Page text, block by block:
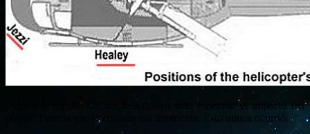
¡Ahora la tripulación del helicóptero solo esperaba el impacto del
objeto! Parecía que la colisión era inminente. Esto nunca ocurrió.